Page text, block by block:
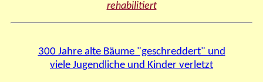
rehabilitiert
300 Jahre alte Bäume "geschreddert" und
viele Jugendliche und Kinder verletzt